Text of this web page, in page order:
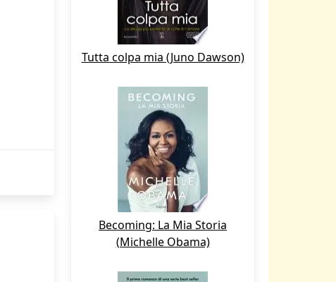
Tutta colpa mia (Juno Dawson)
Becoming: La Mia Storia
(Michelle Obama)